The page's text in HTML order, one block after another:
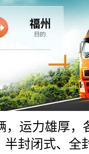
，运力雄厚，
封闭式、全